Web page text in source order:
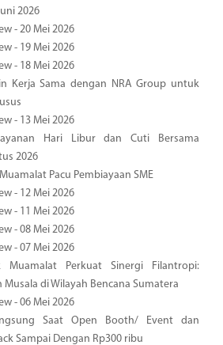
2026
- 20 Mei 2026
- 19 Mei 2026
- 18 Mei 2026
Kerja Sama dengan NRA Group untuk
- 13 Mei 2026
Hari Libur dan Cuti Bersama
2026
Pacu Pembiayaan SME
- 12 Mei 2026
- 11 Mei 2026
- 08 Mei 2026
- 07 Mei 2026
Muamalat Perkuat Sinergi Filantropi:
Musala di Wilayah Bencana Sumatera
- 06 Mei 2026
Saat Open Booth/ Event dan
Sampai Dengan Rp300 ribu